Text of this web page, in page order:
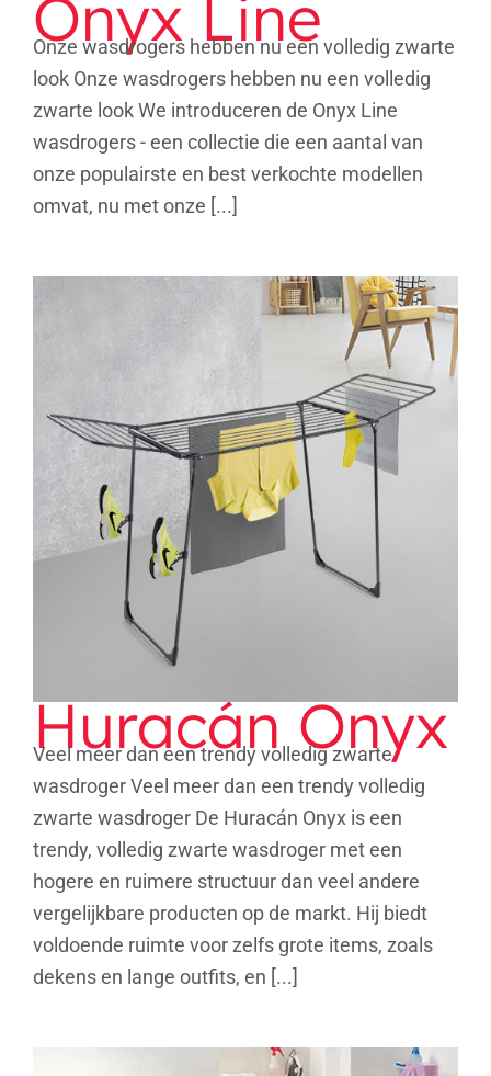
Onyx Line
Onze wasdrogers hebben nu een volledig zwarte
look Onze wasdrogers hebben nu een volledig
zwarte look We introduceren de Onyx Line
wasdrogers - een collectie die een aantal van
onze populairste en best verkochte modellen
omvat, nu met onze [...]
Huracán Onyx
Huracán Onyx
Veel meer dan een trendy volledig zwarte
wasdroger Veel meer dan een trendy volledig
zwarte wasdroger De Huracán Onyx is een
trendy, volledig zwarte wasdroger met een
hogere en ruimere structuur dan veel andere
vergelijkbare producten op de markt. Hij biedt
voldoende ruimte voor zelfs grote items, zoals
dekens en lange outfits, en [...]